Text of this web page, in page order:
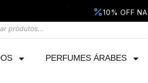
PERFUMES ÁRABES